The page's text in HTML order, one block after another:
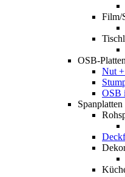
Film/
OSB-Platten
Nut
OSB
Spanplatten